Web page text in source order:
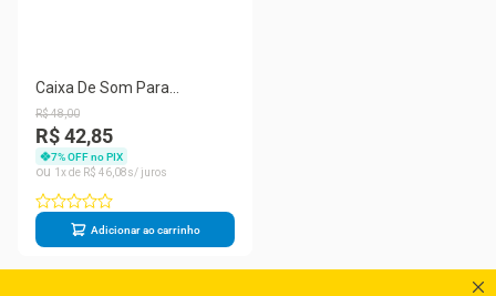
Caixa De Som Para
Computador / Notebook 4w
- P2 E Usb
R$48,00
R$ 42,85
7% OFF no PIX
1
R$ 46 08
Adicionar ao carrinho